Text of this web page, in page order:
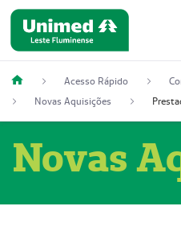
Acesso Rápido
Novas Aquisições
Novas